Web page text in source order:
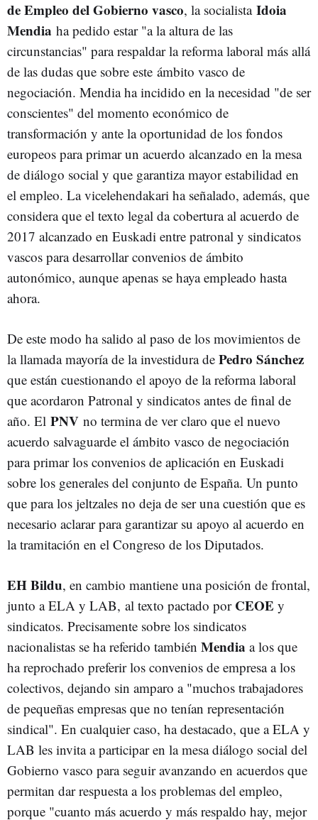
de Empleo del Gobierno vasco, la socialistaIdoia
Mendia ha pedido estar "a la altura de las
circunstancias" para respaldar la reforma laboral más allá
de las dudas que sobre este ámbito vasco de
negociación. Mendia ha incidido en la necesidad "de ser
conscientes" del momento económico de
transformación y ante la oportunidad de los fondos
europeos para primar un acuerdo alcanzado en la mesa
de diálogo social y que garantiza mayor estabilidad en
el empleo. La vicelehendakari ha señalado, además, que
considera que el texto legal da cobertura al acuerdo de
2017 alcanzado en Euskadi entre patronal y sindicatos
vascos para desarrollar convenios de ámbito
autonómico, aunque apenas se haya empleado hasta
ahora.
De este modo ha salido al paso de los movimientos de
la llamada mayoría de la investidura de Pedro Sánchez
que están cuestionando el apoyo de la reforma laboral
que acordaron Patronal y sindicatos antes de final de
año. El PNV no termina de ver claro que el nuevo
acuerdo salvaguarde el ámbito vasco de negociación
para primar los convenios de aplicación en Euskadi
sobre los generales del conjunto de España. Un punto
que para los jeltzales no deja de ser una cuestión que es
necesario aclarar para garantizar su apoyo al acuerdo en
la tramitación en el Congreso de los Diputados.
EH Bildu, en cambio mantiene una posición de frontal,
junto a ELA y LAB, al texto pactado por CEOE y
sindicatos. Precisamente sobre los sindicatos
nacionalistas se ha referido también Mendia a los que
ha reprochado preferir los convenios de empresa a los
colectivos, dejando sin amparo a "muchos trabajadores
de pequeñas empresas que no tenían representación
sindical". En cualquier caso, ha destacado, que a ELA y
LAB les invita a participar en la mesa diálogo social del
Gobierno vasco para seguir avanzando en acuerdos que
permitan dar respuesta a los problemas del empleo,
porque "cuanto más acuerdo y más respaldo hay, mejor